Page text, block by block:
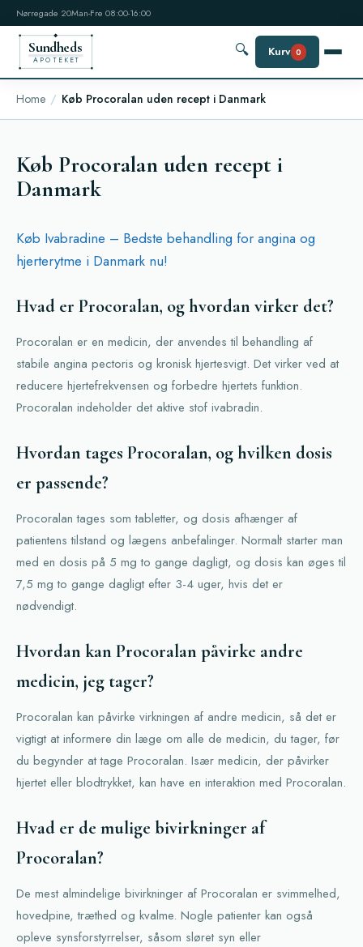
Nørregade 20Man-Fre 08:00-16:00
Sundheds
APOTEKET
🔍 Kurv 0
Home Køb Procoralan uden recept i Danmark
Køb Procoralan uden recept i
Danmark
Køb Ivabradine – Bedste behandling for angina og
hjerterytme i Danmark nu!
Hvad er Procoralan, og hvordan virker det?
Procoralan er en medicin, der anvendes til behandling af
stabile angina pectoris og kronisk hjertesvigt. Det virker ved at
reducere hjertefrekvensen og forbedre hjertets funktion.
Procoralan indeholder det aktive stof ivabradin.
Hvordan tages Procoralan, og hvilken dosis
er passende?
Procoralan tages som tabletter, og dosis afhænger af
patientens tilstand og lægens anbefalinger. Normalt starter man
med en dosis på 5 mg to gange dagligt, og dosis kan øges til
7,5 mg to gange dagligt efter 3-4 uger, hvis det er
nødvendigt.
Hvordan kan Procoralan påvirke andre
medicin, jeg tager?
Procoralan kan påvirke virkningen af andre medicin, så det er
vigtigt at informere din læge om alle de medicin, du tager, før
du begynder at tage Procoralan. Især medicin, der påvirker
hjertet eller blodtrykket, kan have en interaktion med Procoralan.
Hvad er de mulige bivirkninger af
Procoralan?
De mest almindelige bivirkninger af Procoralan er svimmelhed,
hovedpine, træthed og kvalme. Nogle patienter kan også
opleve synsforstyrrelser, såsom sløret syn eller